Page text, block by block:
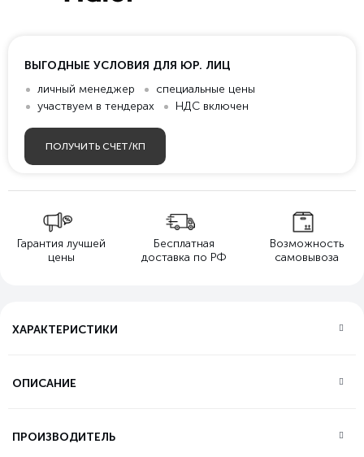
ВЫГОДНЫЕ УСЛОВИЯ ДЛЯ ЮР. ЛИЦ
личный менеджер
специальные цены
участвуем в тендерах
НДС включен
ПОЛУЧИТЬ СЧЕТ/КП
Гарантия лучшей
цены
Бесплатная
доставка по РФ
Возможность
самовывоза
ХАРАКТЕРИСТИКИ
ОПИСАНИЕ
ПРОИЗВОДИТЕЛЬ